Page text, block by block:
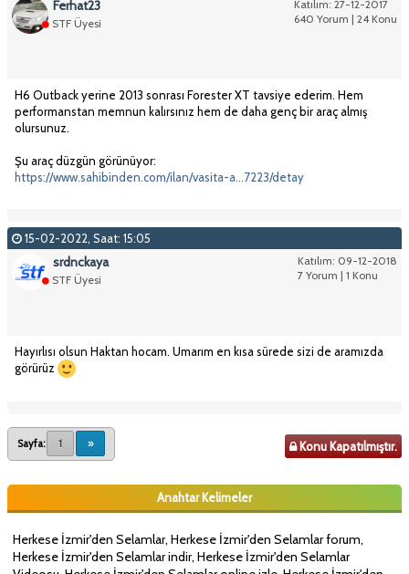
Katılım: 27-12-2017
640 Yorum | 24 Konu
Ferhat23
STF Üyesi
H6 Outback yerine 2013 sonrası Forester XT tavsiye ederim. Hem
performanstan memnun kalırsınız hem de daha genç bir araç almış
olursunuz.
Şu araç düzgün görünüyor:
https://www.sahibinden.com/ilan/vasita-a...7223/detay
15-02-2022, Saat: 15:05
Katılım: 09-12-2018
7 Yorum | 1 Konu
srdnckaya
STF Üyesi
Hayırlısı olsun Haktan hocam. Umarım en kısa sürede sizi de aramızda
görürüz
Sayfa: 1 » Konu Kapatılmıştır.
Anahtar Kelimeler
Herkese İzmir'den Selamlar, Herkese İzmir'den Selamlar forum,
Herkese İzmir'den Selamlar indir, Herkese İzmir'den Selamlar